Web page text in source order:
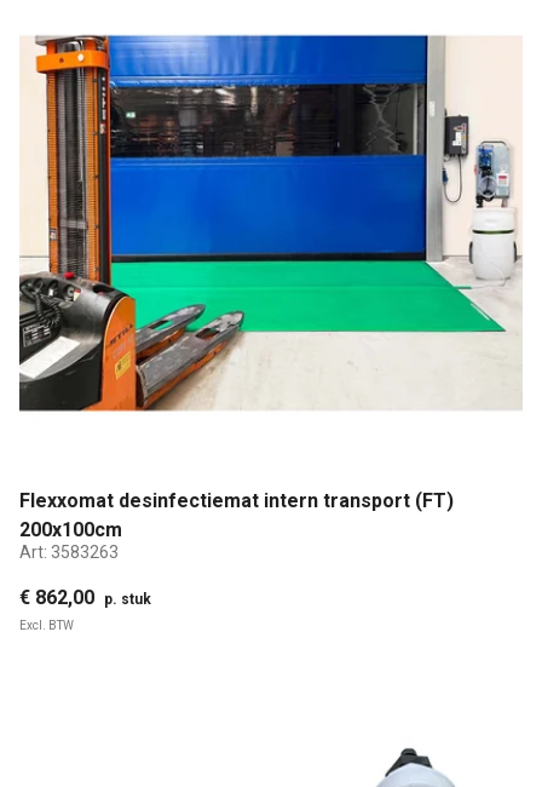
Flexxomat desinfectiemat intern transport (FT)
200x100cm
Art: 3583263
€ 862,00 p. stuk
Excl. BTW